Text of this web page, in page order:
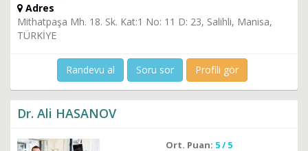
Adres
Mithatpaşa Mh. 18. Sk. Kat:1 No: 11 D: 23, Salihli, Manisa,
TÜRKİYE
Randevu al Soru sor Profili gör
Dr. Ali HASANOV
Ort. Puan: 5 / 5